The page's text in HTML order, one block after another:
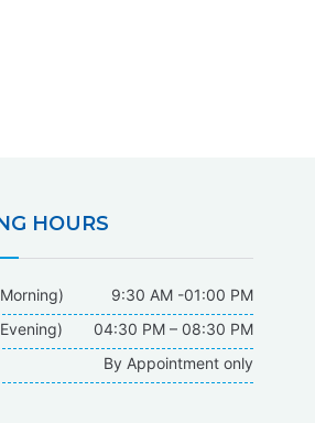
HOURS
9:30 AM -01:00 PM
04:30 PM – 08:30 PM
By Appointment only